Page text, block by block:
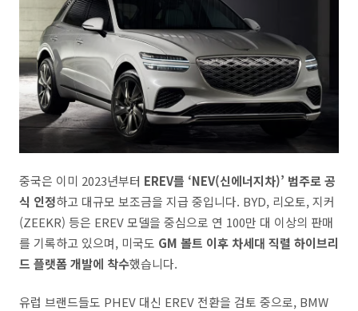
중국은 이미 2023년부터 EREV를 ‘NEV(신에너지차)’ 범주로 공
식 인정하고 대규모 보조금을 지급 중입니다. BYD, 리오토, 지커
(ZEEKR) 등은 EREV 모델을 중심으로 연 100만 대 이상의 판매
를 기록하고 있으며, 미국도 GM 볼트 이후 차세대 직렬 하이브리
드 플랫폼 개발에 착수했습니다.
유럽 브랜드들도 PHEV 대신 EREV 전환을 검토 중으로, BMW